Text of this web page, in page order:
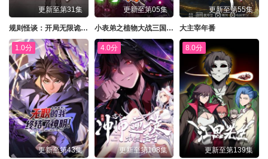
更新至第31集
规则怪谈：开局无限诡币动态漫
更新至第05集
小表弟之植物大战三国动态漫
更新至第55集
大主宰年番
1.0分
更新至第43集
4.0分
更新至第108集
8.0分
更新至第139集